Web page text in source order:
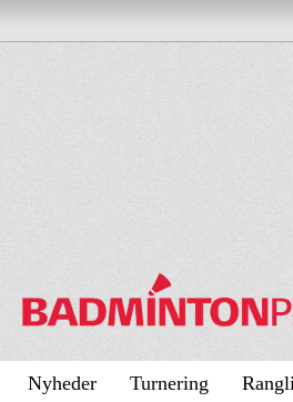
Nyheder Turnering